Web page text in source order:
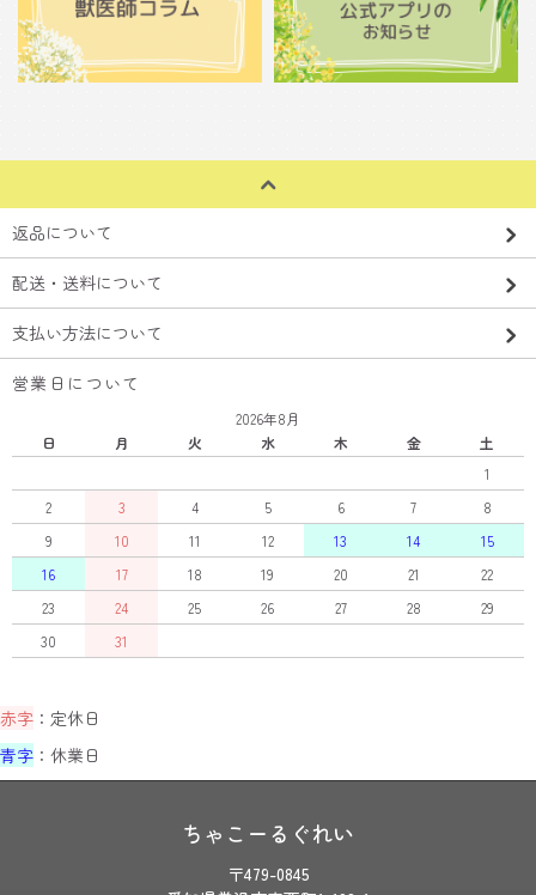
返品について
配送・送料について
支払い方法について
営業日について
2026年8月
日
月 火 水 木 金
土
1
2
3 4 5 6 7
8
9
10 11 12 13 14
15
16
17 18 19 20 21
22
23
24 25 26 27 28
29
30
31
赤字 ：定休日
青字 ：休業日
ちゃこーるぐれい
〒479-0845